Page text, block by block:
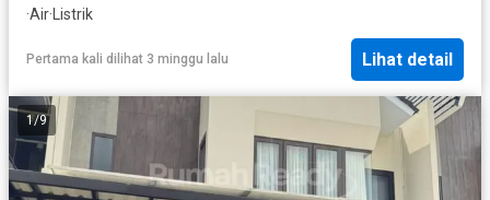
·Air·Listrik
Pertama kali dilihat 3 minggu lalu Lihat detail
1/9